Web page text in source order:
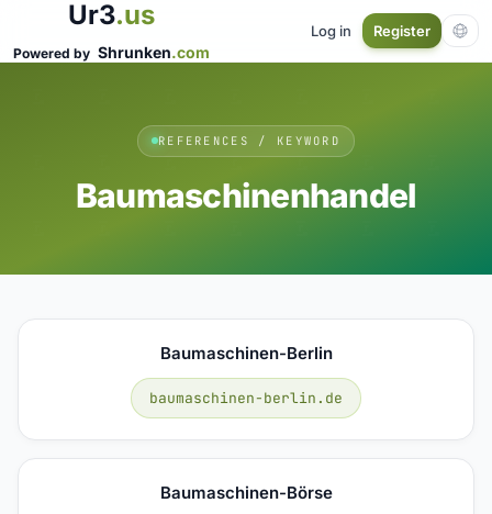
Ur3.us
Powered by Shrunken.com
Log in Register
REFERENCES / KEYWORD
Baumaschinenhandel
Baumaschinen-Berlin
baumaschinen-berlin.de
Baumaschinen-Börse